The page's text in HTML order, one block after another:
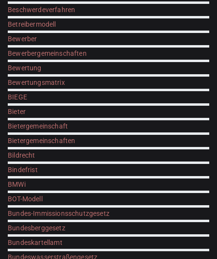
Beschwerdeverfahren
Betreibermodell
Bewerber
Bewerbergemeinschaften
Bewertung
Bewertungsmatrix
BIEGE
Bieter
Bietergemeinschaft
Bietergemeinschaften
Bildrecht
Bindefrist
BMWi
BOT-Modell
Bundes-Immissionsschutzgesetz
Bundesberggesetz
Bundeskartellamt
Bundeswasserstraßengesetz